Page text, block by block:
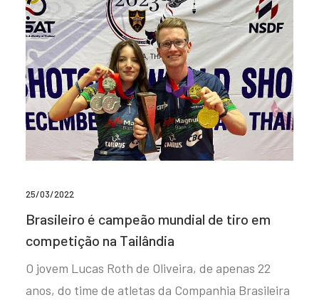
25/03/2022
Brasileiro é campeão mundial de tiro em
competição na Tailândia
O jovem Lucas Roth de Oliveira, de apenas 22
anos, do time de atletas da Companhia Brasileira